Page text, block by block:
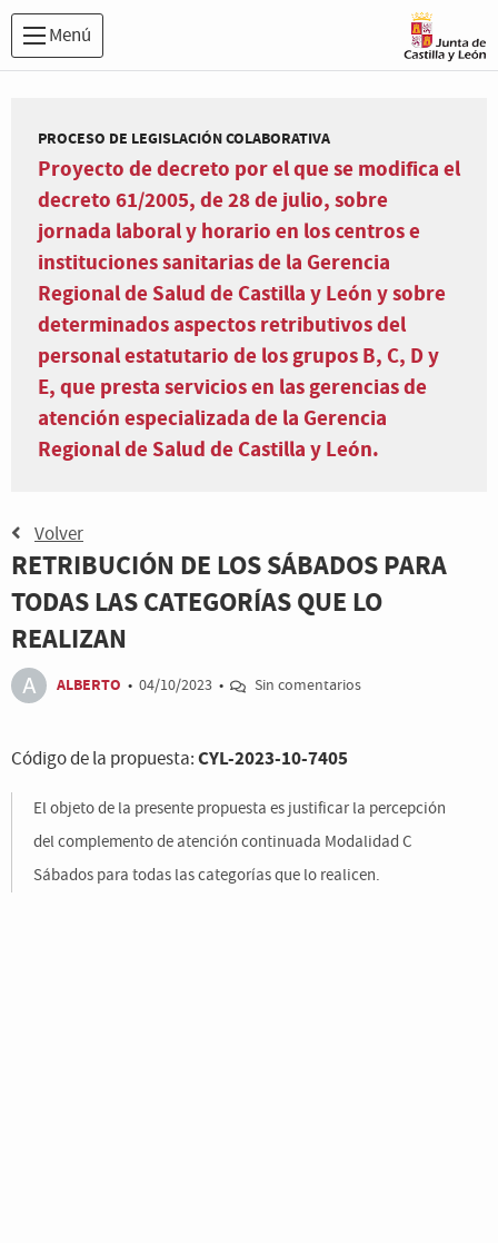
Menú
PROCESO DE LEGISLACIÓN COLABORATIVA
Proyecto de decreto por el que se modifica el
decreto 61/2005, de 28 de julio, sobre
jornada laboral y horario en los centros e
instituciones sanitarias de la Gerencia
Regional de Salud de Castilla y León y sobre
determinados aspectos retributivos del
personal estatutario de los grupos B, C, D y
E, que presta servicios en las gerencias de
atención especializada de la Gerencia
Regional de Salud de Castilla y León.
Volver
RETRIBUCIÓN DE LOS SÁBADOS PARA
TODAS LAS CATEGORÍAS QUE LO
REALIZAN
ALBERTO • 04/10/2023 • Sin comentarios
Código de la propuesta:CYL-2023-10-7405
El objeto de la presente propuesta es justificar la percepción
del complemento de atención continuada Modalidad C
Sábados para todas las categorías que lo realicen.